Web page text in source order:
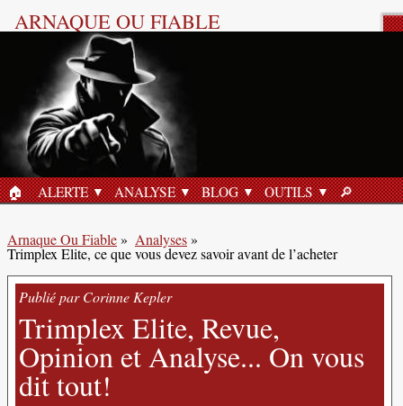
ARNAQUE OU FIABLE
ACCUEIL
🏠︎ ALERTE ANALYSE BLOG OUTILS 🔎︎
Arnaque Ou Fiable» Analyses»
Trimplex Elite, ce que vous devez savoir avant de l’acheter
Publié par Corinne Kepler
Trimplex Elite, Revue,
Opinion et Analyse... On vous
dit tout!